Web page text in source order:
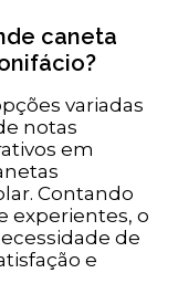
caneta
variadas
notas
em
Contando
experientes, o
de
e